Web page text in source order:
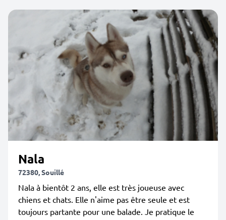
Nala
72380, Souillé
Nala à bientôt 2 ans, elle est très joueuse avec
chiens et chats. Elle n'aime pas être seule et est
toujours partante pour une balade. Je pratique le